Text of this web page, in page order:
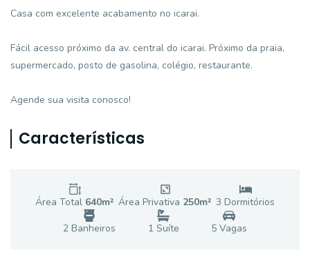
Casa com excelente acabamento no icarai.
Fácil acesso próximo da av. central do icarai. Próximo da praia,
supermercado, posto de gasolina, colégio, restaurante.
Agende sua visita conosco!
Características
Área Total 640m² Área Privativa 250m² 3 Dormitórios
2 Banheiros 1 Suíte 5Vagas